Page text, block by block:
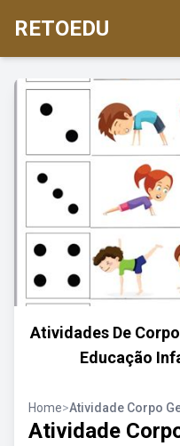
RETOEDU
Atividades De
Educação
Home>Atividade Corpo
Atividade